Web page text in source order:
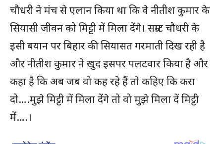
चौधरी ने मंच से एलान किया था कि वे नीतीश कुमार के
सियासी जीवन को मिट्टी में मिला देंगे। सम्राट चौधरी के
इसी बयान पर बिहार की सियासत गरमाती दिख रही है
और नीतीश कुमार ने खुद इसपर पलटवार किया है और
कहा है कि अब जब वो कह रहे हैं तो कहिए कि करा
दो….मुझे मिट्टी में मिला देंगे तो वो मुझे मिला दें मिट्टी
में….।